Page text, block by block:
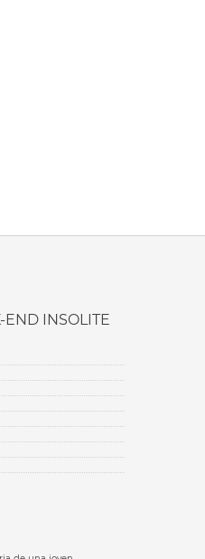
INSOLITE